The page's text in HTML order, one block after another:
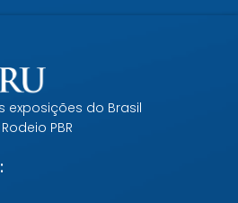
exposições do Brasil
PBR